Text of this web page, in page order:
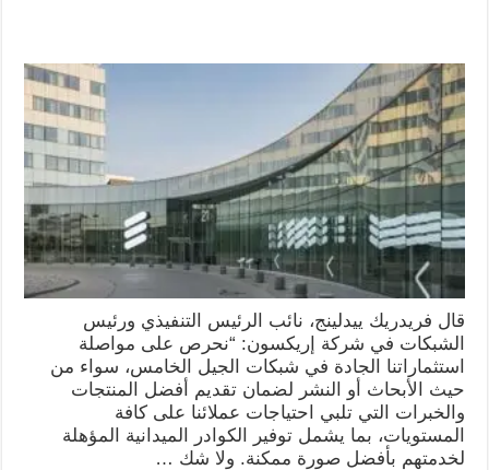
قال فريدريك ييدلينج، نائب الرئيس التنفيذي ورئيس
الشبكات في شركة إريكسون: “نحرص على مواصلة
استثماراتنا الجادة في شبكات الجيل الخامس، سواء من
حيث الأبحاث أو النشر لضمان تقديم أفضل المنتجات
والخبرات التي تلبي احتياجات عملائنا على كافة
المستويات، بما يشمل توفير الكوادر الميدانية المؤهلة
لخدمتهم بأفضل صورة ممكنة. ولا شك …